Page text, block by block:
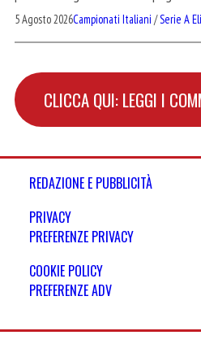
5 Agosto 2026Campionati Italiani /Serie A
CLICCA QUI: LEGGI I
REDAZIONE E PUBBLICITÀ
PRIVACY
PREFERENZE PRIVACY
COOKIE POLICY
PREFERENZE ADV